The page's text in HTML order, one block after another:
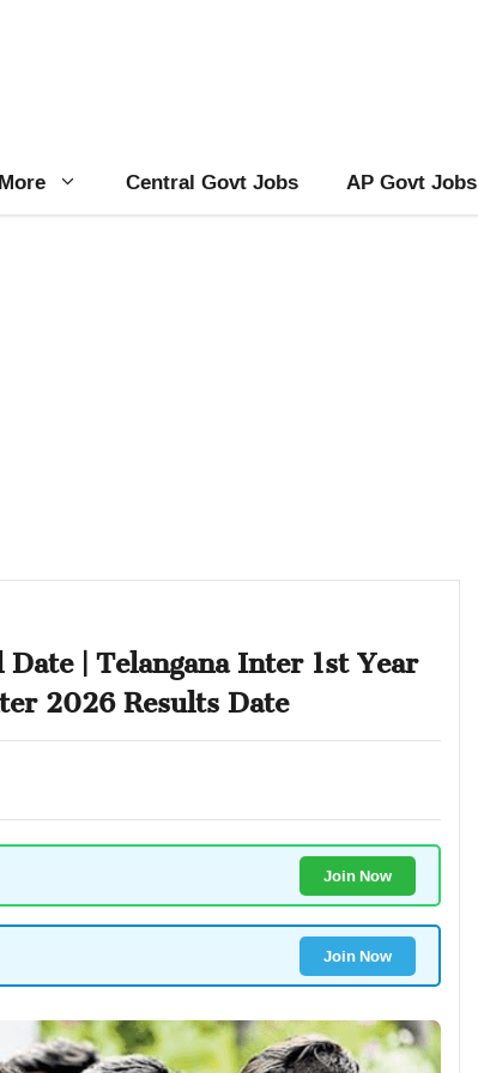
More Central Govt Jobs AP Govt Jobs
| Telangana Inter 1st Year
2026 Results Date
Join Now
Join Now